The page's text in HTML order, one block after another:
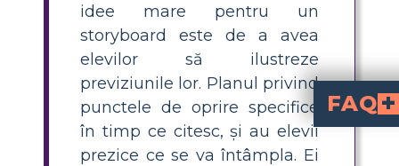
idee mare pentru un
storyboard este de a avea
elevilor să ilustreze
previziunile lor. Planul privind
punctele de oprire specifice
în timp ce citesc, și au elevii
prezice ce se va întâmpla. Ei
FAQ